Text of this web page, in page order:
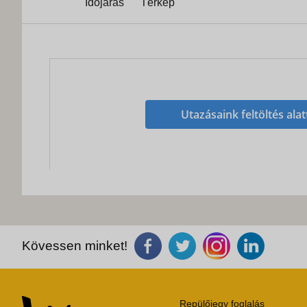
Időjárás Térkép
Utazásaink feltöltés
Kövessen minket!
Repülőjegy foglalás